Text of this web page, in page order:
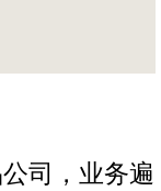
司，业务遍